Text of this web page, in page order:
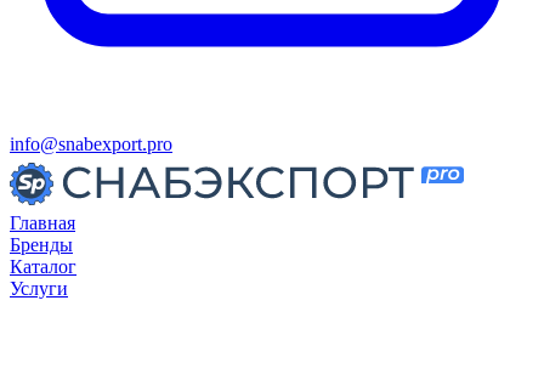
info@snabexport.pro
Главная
Бренды
Каталог
Услуги